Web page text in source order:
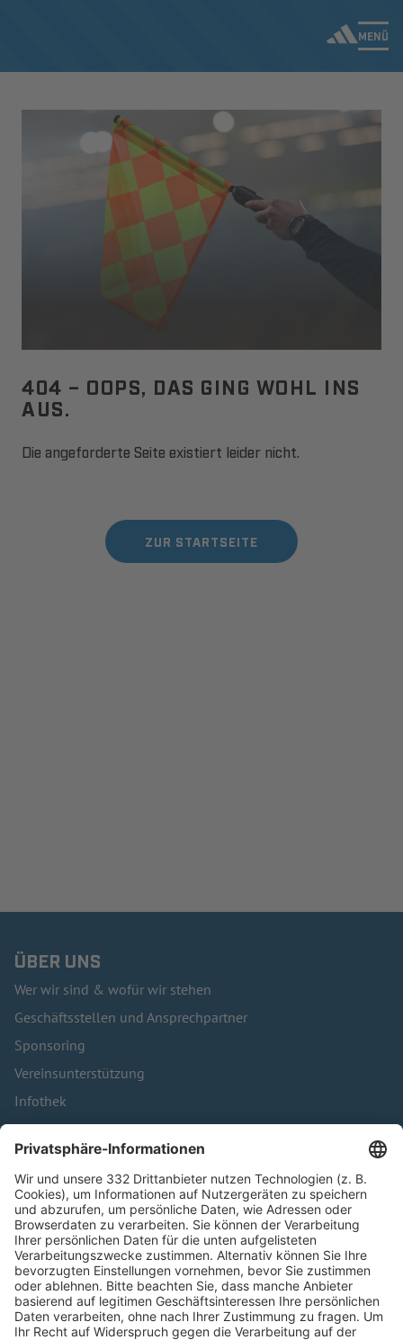
MENÜ
404 – OOPS, DAS GING WOHL INS
AUS.
Die angeforderte Seite existiert leider nicht.
ZUR STARTSEITE
ÜBER UNS
Wer wir sind & wofür wir stehen
Geschäftsstellen und Ansprechpartner
Sponsoring
Vereinsunterstützung
Infothek
Kontakt
HÄUFIG BESUCHTE SEITEN
Pässe und Vereinswechsel
Trainerausbildung
Schulungsangebot Vereinsmitarbeiter
BFV-Geschäftsstellen
Trainerbörse